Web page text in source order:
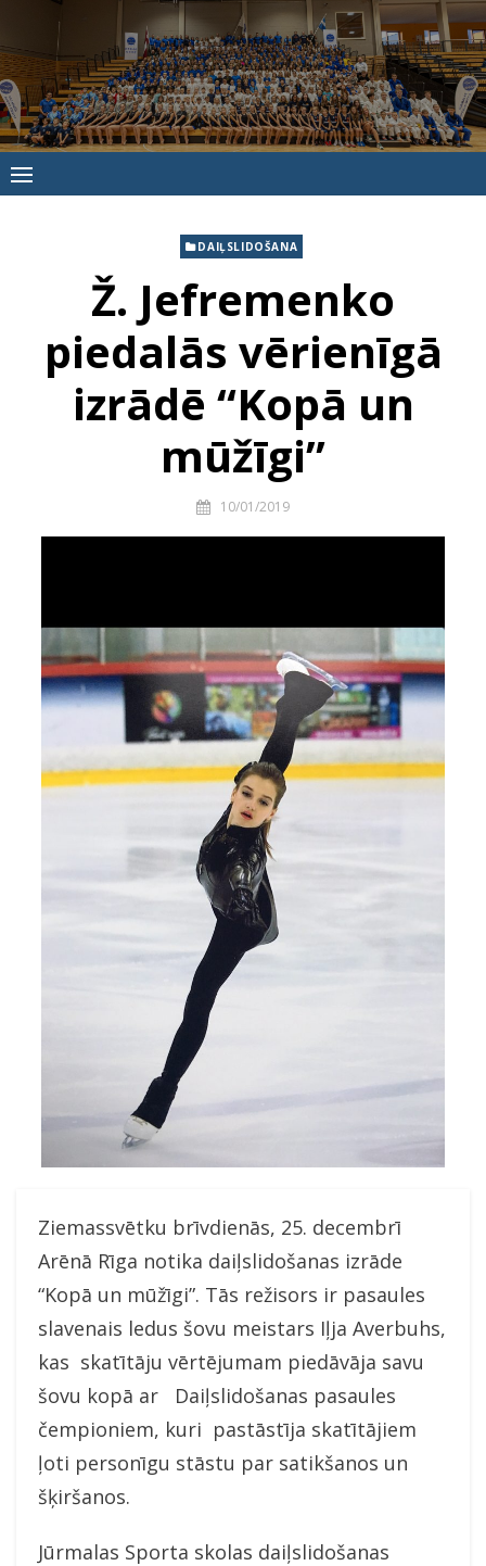
to
content
Jūrmalas
Sporta
skola
DAIĻSLIDOŠANA
Ž. Jefremenko
piedalās vērienīgā
izrādē “Kopā un
mūžīgi”
10/01/2019
Ziemassvētku brīvdienās, 25. decembrī
Arēnā Rīga notika daiļslidošanas izrāde
“Kopā un mūžīgi”. Tās režisors ir pasaules
slavenais ledus šovu meistars Iļja Averbuhs,
kas skatītāju vērtējumam piedāvāja savu
šovu kopā ar Daiļslidošanas pasaules
čempioniem, kuri pastāstīja skatītājiem
ļoti personīgu stāstu par satikšanos un
šķiršanos.
Jūrmalas Sporta skolas daiļslidošanas